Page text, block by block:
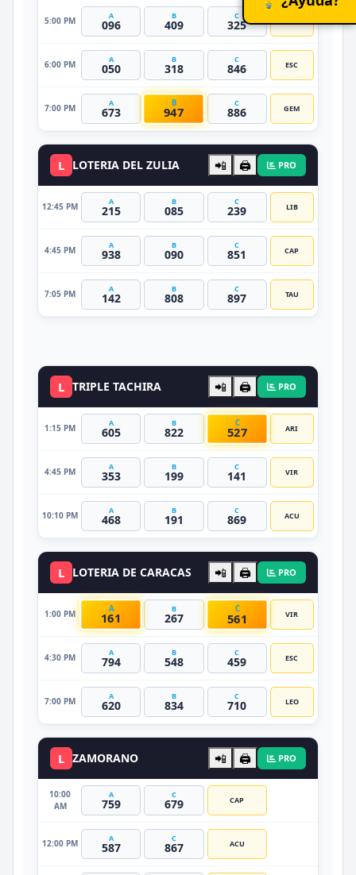
5:00 PM A
096
B
409
C
325 LIB
6:00 PM A
050
B
318
C
846 ESC
7:00 PM A
673
B
947
C
886 GEM
L LOTERIA DEL ZULIA 📲 🖨️ PRO
12:45 PM A
215
B
085
C
239 LIB
4:45 PM A
938
B
090
C
851 CAP
7:05 PM A
142
B
808
C
897 TAU
L TRIPLE TACHIRA 📲 🖨️ PRO
1:15 PM A
605
B
822
C
527 ARI
4:45 PM A
353
B
199
C
141 VIR
10:10 PM A
468
B
191
C
869 ACU
L LOTERIA DE CARACAS 📲 🖨️ PRO
1:00 PM
A
161
B
267
C
561 VIR
4:30 PM A
794
B
548
C
459 ESC
7:00 PM A
620
B
834
C
710 LEO
L ZAMORANO 📲 🖨️ PRO
10:00
AM
A
759
C
679 CAP
12:00 PM A
587
C
867 ACU